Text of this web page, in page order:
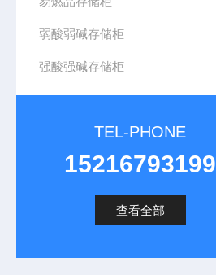
弱酸弱碱存储柜
强酸强碱存储柜
TEL-PHONE
15216793199
查看全部